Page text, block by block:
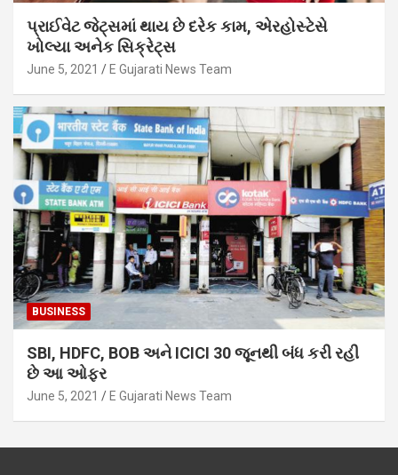
પ્રાઈવેટ જેટ્સમાં થાય છે દરેક કામ, એરહોસ્ટેસે
ખોલ્યા અનેક સિક્રેટ્સ
June 5, 2021 E Gujarati News Team
BUSINESS
SBI, HDFC, BOB અને ICICI 30 જૂનથી બંધ કરી રહી
છે આ ઓફર
June 5, 2021 E Gujarati News Team